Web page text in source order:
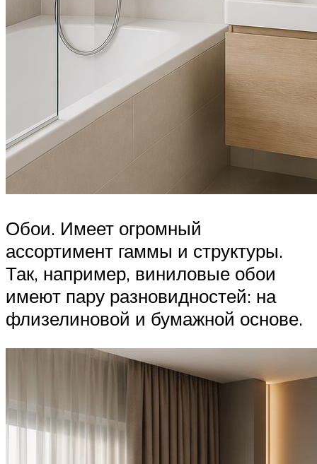
Обои. Имеет огромный
ассортимент гаммы и структуры.
Так, например, виниловые обои
имеют пару разновидностей: на
флизелиновой и бумажной основе.